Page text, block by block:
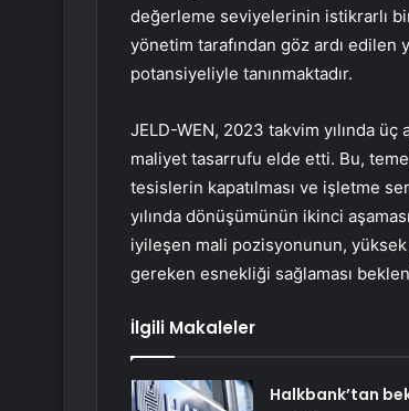
değerleme seviyelerinin istikrarlı
yönetim tarafından göz ardı edilen
potansiyeliyle tanınmaktadır.
JELD-WEN, 2023 takvim yılında
maliyet tasarrufu elde etti. Bu,
tesislerin kapatılması ve işletme
yılında dönüşümünün ikinci
iyileşen mali pozisyonunun,
gereken esnekliği sağlaması
İlgili Makaleler
Halkbank’tan